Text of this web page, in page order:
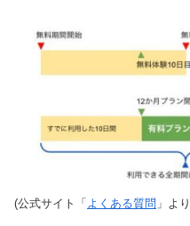
(公式サイト「 よくある質問 」よ